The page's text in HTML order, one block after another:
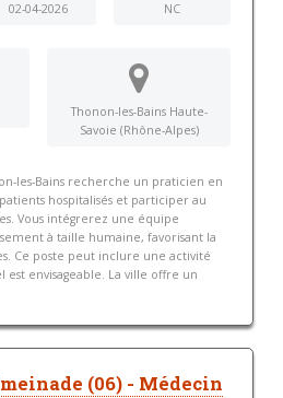
02-04-2026 NC
Thonon-les-Bains Haute-
Savoie (Rhône-Alpes)
les-Bains recherche un praticien en
hospitalisés et participer au
Vous intégrerez une équipe
à taille humaine, favorisant la
Ce poste peut inclure une activité
envisageable. La ville offre un
(06) - Médecin